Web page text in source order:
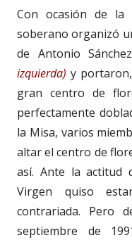
Con ocasión de la
soberano organizó
de Antonio
izquierda) y
gran centro de
perfectamente
la Misa, varios
altar el centro de
así. Ante la actitud
Virgen quiso
contrariada. Pero
septiembre de